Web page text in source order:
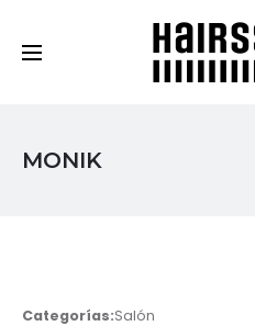
MONIK
Categorías:Salón